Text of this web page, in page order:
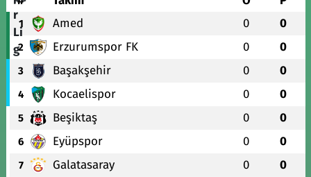
1 Amed 0 0
2 Erzurumspor FK 0 0
3 Başakşehir 0 0
4 Kocaelispor 0 0
5 Beşiktaş 0 0
6 Eyüpspor 0 0
7 Galatasaray 0 0